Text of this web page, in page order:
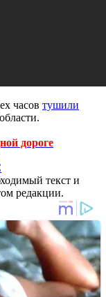
часов тушили
дороге
текст и
редакции.